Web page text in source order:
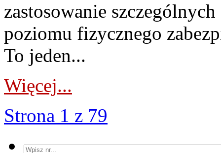
zastosowanie
poziomu fizycznego
To jeden...
Więcej...
Strona 1 z 79